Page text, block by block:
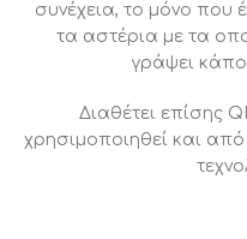
συνέχεια, το μόνο που
τα αστέρια με τα
γράψει
Διαθέτει επίσης
χρησιμοποιηθεί και